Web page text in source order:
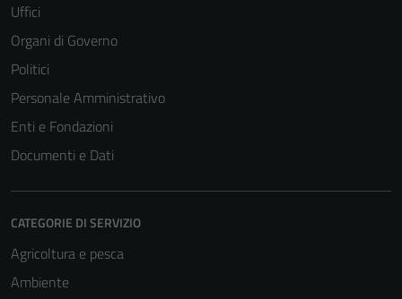
Uffici
Organi di Governo
Politici
Personale Amministrativo
Enti e Fondazioni
Documenti e Dati
CATEGORIE DI SERVIZIO
Agricoltura e pesca
Ambiente